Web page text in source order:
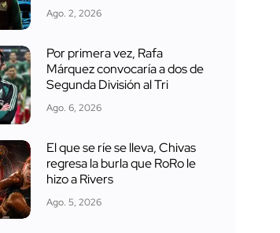
Ago. 2, 2026
Por primera vez, Rafa
Márquez convocaría a dos de
Segunda División al Tri
Ago. 6, 2026
El que se ríe se lleva, Chivas
regresa la burla que RoRo le
hizo a Rivers
Ago. 5, 2026